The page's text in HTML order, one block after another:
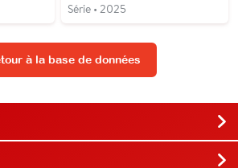
Série • 2025
à la base de données